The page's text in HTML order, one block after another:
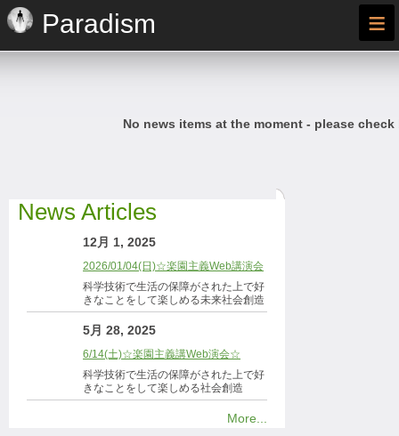
Paradism ≡
No news items at the moment - please
News Articles
12月 1, 2025
2026/01/04(日)☆楽園主義Web講演会
科学技術で生活の保障がされた上で好
きなことをして楽しめる未来社会創造
5月 28, 2025
6/14(土)☆楽園主義講Web演会☆
科学技術で生活の保障がされた上で好
きなことをして楽しめる社会創造
More...